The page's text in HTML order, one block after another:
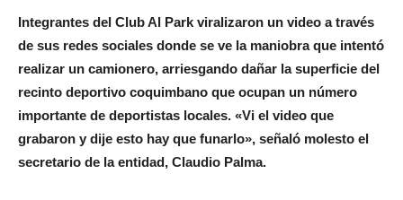
Integrantes del Club Al Park viralizaron un video a través
de sus redes sociales donde se ve la maniobra que intentó
realizar un camionero, arriesgando dañar la superficie del
recinto deportivo coquimbano que ocupan un número
importante de deportistas locales. «Vi el video que
grabaron y dije esto hay que funarlo», señaló molesto el
secretario de la entidad, Claudio Palma.